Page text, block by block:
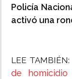
Policía
activó una
LEE
de